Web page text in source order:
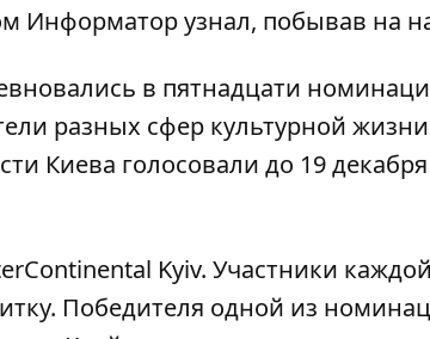
Информаторузнал, побывав на
в пятнадцати
разных сфер культурной
Киева голосовали до 19 декабря
Kyiv. Участники
Победителя одной из